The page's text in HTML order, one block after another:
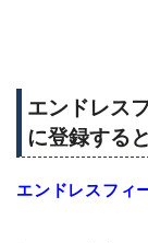
エンドレス
に登録する
エンドレスフィ